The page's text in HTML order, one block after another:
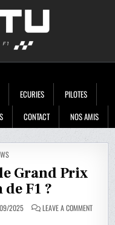
ECURIES
PILOTES
CONTACT NOS AMIS
Grand Prix
F1 ?
2025 LEAVE A COMMENTON
QUELLE